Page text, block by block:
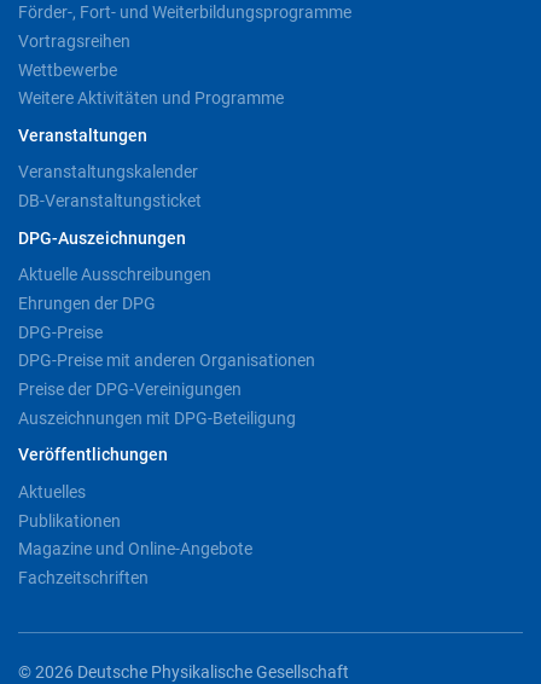
Förder-, Fort- und Weiterbildungsprogramme
Vortragsreihen
Wettbewerbe
Weitere Aktivitäten und Programme
Veranstaltungen
Veranstaltungskalender
DB-Veranstaltungsticket
DPG-Auszeichnungen
Aktuelle Ausschreibungen
Ehrungen der DPG
DPG-Preise
DPG-Preise mit anderen Organisationen
Preise der DPG-Vereinigungen
Auszeichnungen mit DPG-Beteiligung
Veröffentlichungen
Aktuelles
Publikationen
Magazine und Online-Angebote
Fachzeitschriften
© 2026 Deutsche Physikalische Gesellschaft